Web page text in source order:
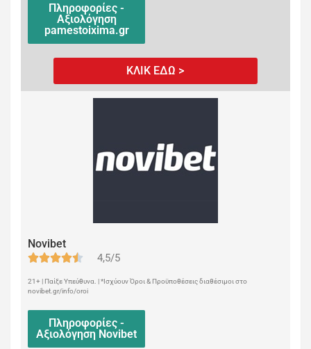
Πληροφορίες -
Αξιολόγηση
pamestoixima.gr
ΚΛΙΚ ΕΔΩ >
Novibet
4,5/5
21+ | Παίξε Υπεύθυνα. | *Ισχύουν Όροι & Προϋποθέσεις διαθέσιμοι στο
novibet.gr/info/oroi
Πληροφορίες -
Αξιολόγηση Novibet